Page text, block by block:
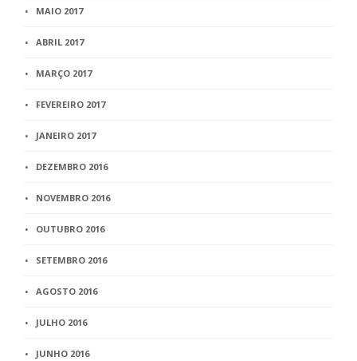
MAIO 2017
ABRIL 2017
MARÇO 2017
FEVEREIRO 2017
JANEIRO 2017
DEZEMBRO 2016
NOVEMBRO 2016
OUTUBRO 2016
SETEMBRO 2016
AGOSTO 2016
JULHO 2016
JUNHO 2016